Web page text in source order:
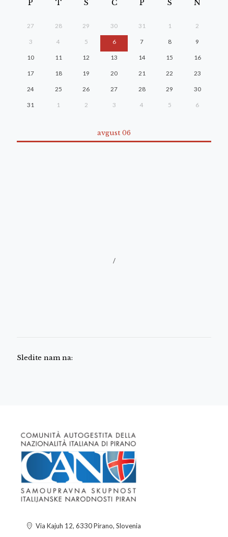
P T S Č P S N
27 28 29 30 31 1 2
3 4 5 6 7 8 9
10 11 12 13 14 15 16
17 18 19 20 21 22 23
24 25 26 27 28 29 30
31 1 2 3 4 5 6
avgust 06
/
Sledite nam na:
Via Kajuh 12, 6330 Pirano, Slovenia